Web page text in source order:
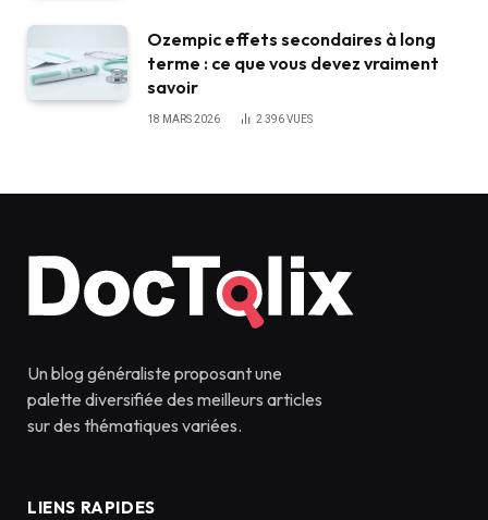
Ozempic effets secondaires à long
terme : ce que vous devez vraiment
savoir
18 MARS 2026 2 396VUES
Un blog généraliste proposant une
palette diversifiée des meilleurs articles
sur des thématiques variées.
LIENS RAPIDES